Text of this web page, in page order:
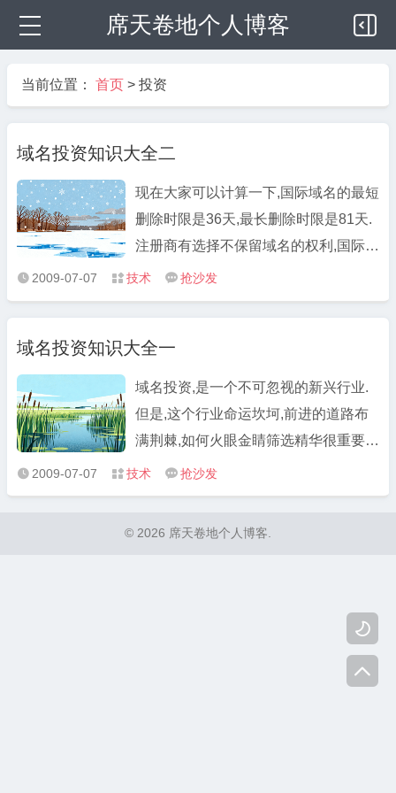
席天卷地个人博客


当前位置： 首页 > 投资
域名投资知识大全二
现在大家可以计算一下,国际域名的最短
删除时限是36天,最长删除时限是81天.
注册商有选择不保留域名的权利,国际域
名可以直接进入删除期,所以删除的时间
相差是比较大的.那么那么具体删除的时
带有很大的随机性，但也存在着一些普
遍规律。例如，国际域名 ...
 2009-07-07  技术  抢沙发
域名投资知识大全一
域名投资,是一个不可忽视的新兴行业.
但是,这个行业命运坎坷,前进的道路布
满荆棘,如何火眼金睛筛选精华很重要.
不过我认为在入行之前,先全面了解域名
的相关知识更为迫切,故我收集了一些资
 2009-07-07  技术  抢沙发
© 2026 席天卷地个人博客.